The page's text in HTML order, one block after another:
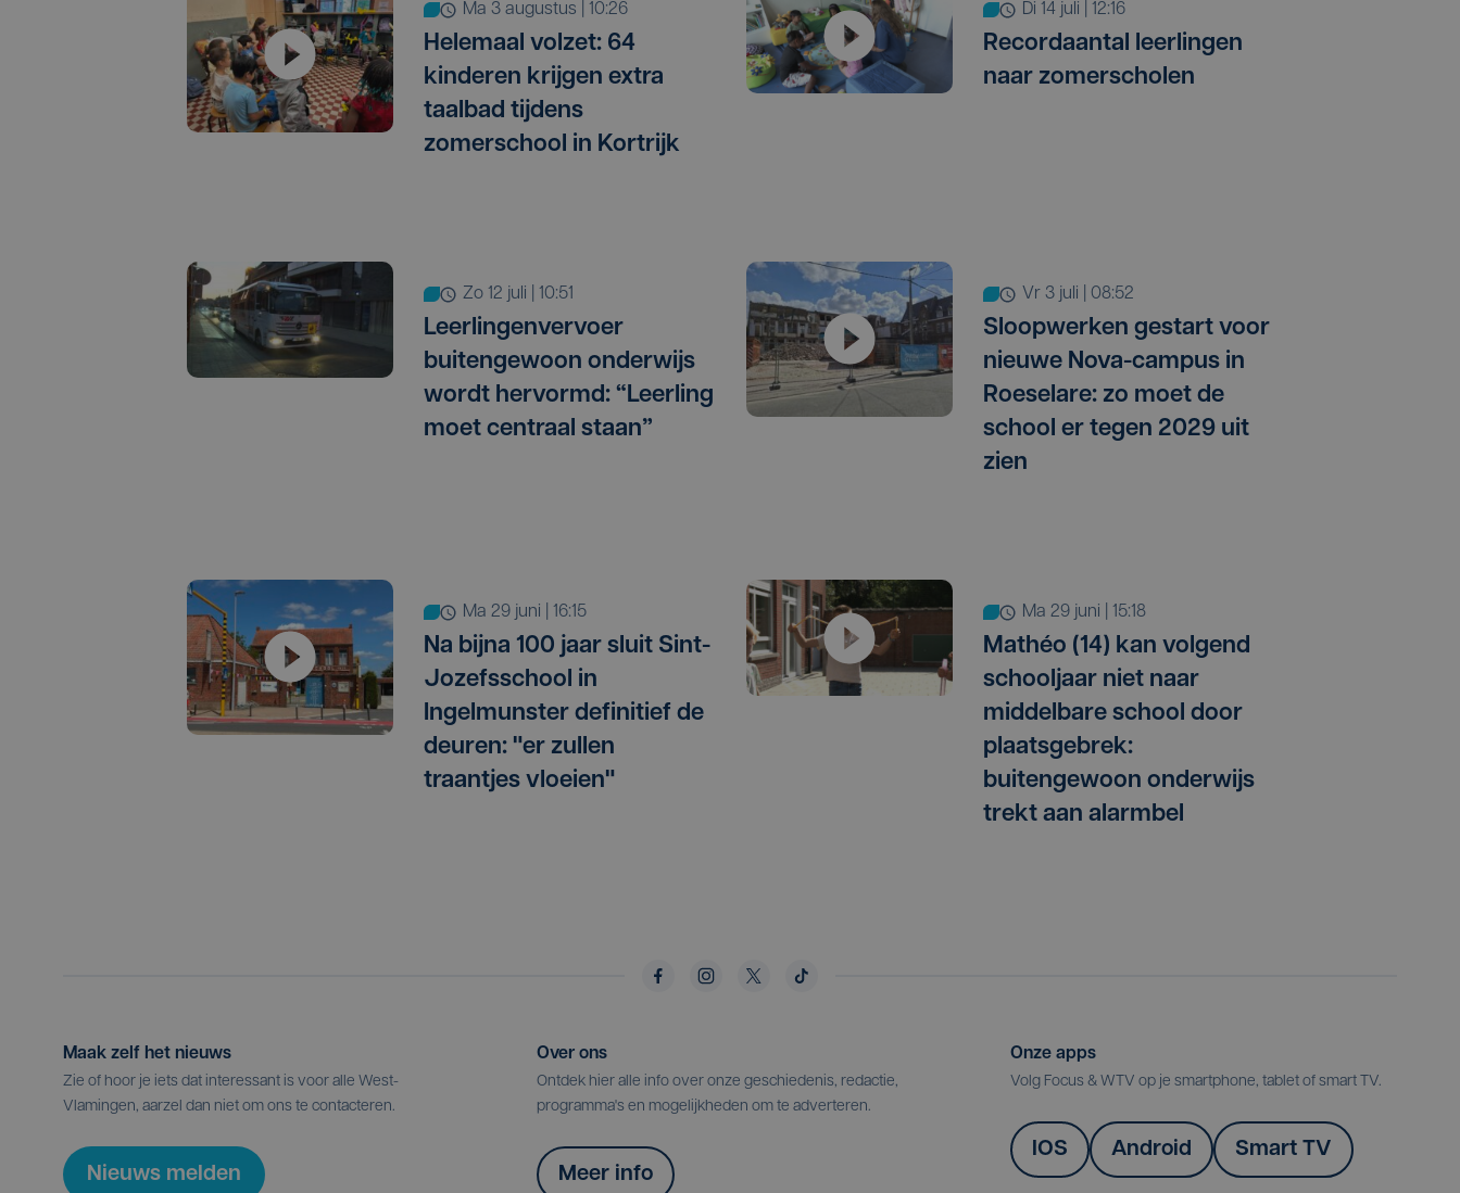
ma 3 augustus | 10:26
Helemaal volzet: 64
kinderen krijgen extra
taalbad tijdens
zomerschool in Kortrijk
di 14 juli | 12:16
Recordaantal leerlingen
naar zomerscholen
zo 12 juli | 10:51
Leerlingenvervoer
buitengewoon onderwijs
wordt hervormd: “Leerling
moet centraal staan”
vr 3 juli | 08:52
Sloopwerken gestart voor
nieuwe Nova-campus in
Roeselare: zo moet de
school er tegen 2029 uit
zien
ma 29 juni | 16:15
Na bijna 100 jaar sluit Sint-
Jozefsschool in
Ingelmunster definitief de
deuren: "er zullen
traantjes vloeien"
ma 29 juni | 15:18
Mathéo (14) kan volgend
schooljaar niet naar
middelbare school door
plaatsgebrek:
buitengewoon onderwijs
trekt aan alarmbel
Maak zelf het nieuws
Zie of hoor je iets dat interessant is voor alle West-
Vlamingen, aarzel dan niet om ons te contacteren.
Nieuws melden
Over ons
Ontdek hier alle info over onze geschiedenis, redactie,
programma's en mogelijkheden om te adverteren.
Meer info
Onze apps
Volg Focus & WTV op je smartphone, tablet of smart TV.
IOS Android Smart TV